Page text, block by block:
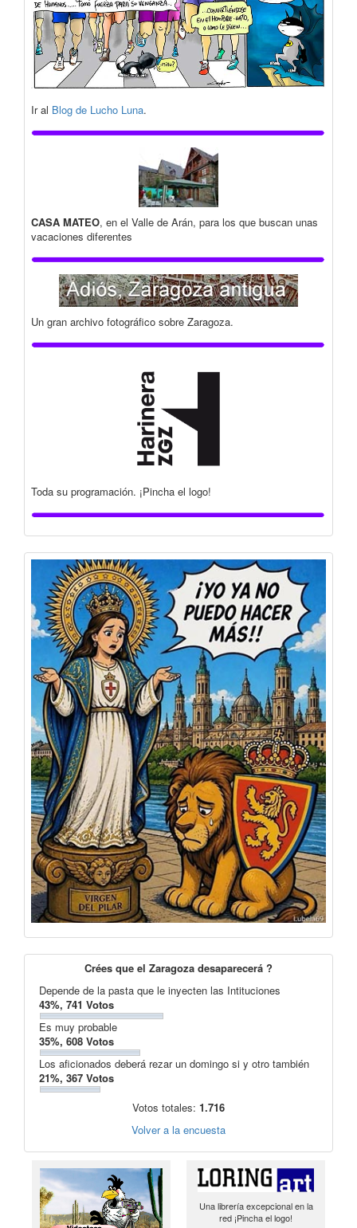
Ir al Blog de Lucho Luna.
CASA MATEO, en el Valle de Arán, para los que buscan unas
vacaciones diferentes
Un gran archivo fotográfico sobre Zaragoza.
Toda su programación. ¡Pincha el logo!
Crées que el Zaragoza desaparecerá ?
Depende de la pasta que le inyecten las Intituciones
43%, 741 Votos
Es muy probable
35%, 608 Votos
Los aficionados deberá rezar un domingo si y otro también
21%, 367 Votos
Votos totales: 1.716
Volver a la encuesta
Una librería excepcional en la
red ¡Pincha el logo!